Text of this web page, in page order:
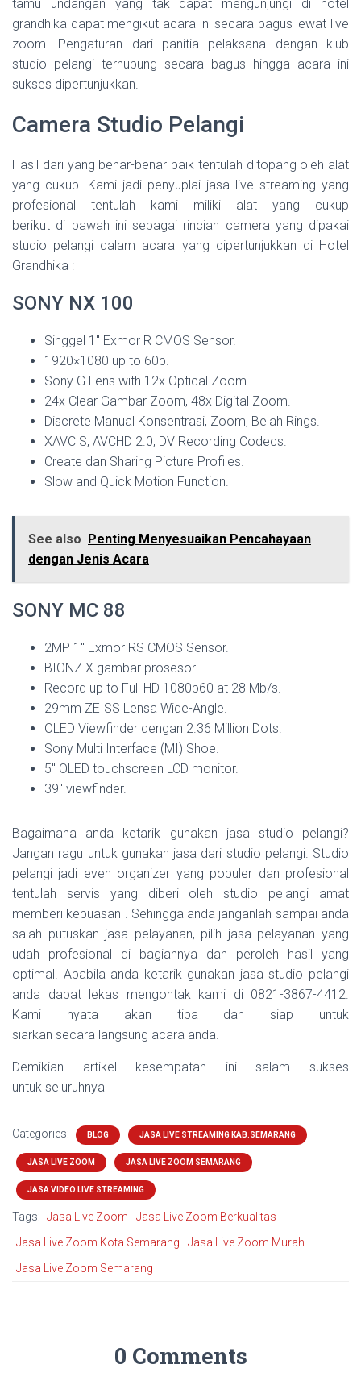
tamu undangan yang tak dapat mengunjungi di hotel
grandhika dapat mengikut acara ini secara bagus lewat live
zoom. Pengaturan dari panitia pelaksana dengan klub
studio pelangi terhubung secara bagus hingga acara ini
sukses dipertunjukkan.
Camera Studio Pelangi
Hasil dari yang benar-benar baik tentulah ditopang oleh alat
yang cukup. Kami jadi penyuplai jasa live streaming yang
profesional tentulah kami miliki alat yang cukup
berikut di bawah ini sebagai rincian camera yang dipakai
studio pelangi dalam acara yang dipertunjukkan di Hotel
Grandhika :
SONY NX 100
Singgel 1″ Exmor R CMOS Sensor.
1920×1080 up to 60p.
Sony G Lens with 12x Optical Zoom.
24x Clear Gambar Zoom, 48x Digital Zoom.
Discrete Manual Konsentrasi, Zoom, Belah Rings.
XAVC S, AVCHD 2.0, DV Recording Codecs.
Create dan Sharing Picture Profiles.
Slow and Quick Motion Function.
See also Penting Menyesuaikan Pencahayaan
dengan Jenis Acara
SONY MC 88
2MP 1″ Exmor RS CMOS Sensor.
BIONZ X gambar prosesor.
Record up to Full HD 1080p60 at 28 Mb/s.
29mm ZEISS Lensa Wide-Angle.
OLED Viewfinder dengan 2.36 Million Dots.
Sony Multi Interface (MI) Shoe.
5″ OLED touchscreen LCD monitor.
39″ viewfinder.
Bagaimana anda ketarik gunakan jasa studio pelangi?
Jangan ragu untuk gunakan jasa dari studio pelangi. Studio
pelangi jadi even organizer yang populer dan profesional
tentulah servis yang diberi oleh studio pelangi amat
memberi kepuasan . Sehingga anda janganlah sampai anda
salah putuskan jasa pelayanan, pilih jasa pelayanan yang
udah profesional di bagiannya dan peroleh hasil yang
optimal. Apabila anda ketarik gunakan jasa studio pelangi
anda dapat lekas mengontak kami di 0821-3867-4412.
Kami nyata akan tiba dan siap untuk
siarkan secara langsung acara anda.
Demikian artikel kesempatan ini salam sukses
untuk seluruhnya
Categories: BLOG JASA LIVE STREAMING KAB.SEMARANG
JASA LIVE ZOOM JASA LIVE ZOOM SEMARANG
JASA VIDEO LIVE STREAMING
Tags: Jasa Live Zoom
Jasa Live Zoom Berkualitas
Jasa Live Zoom Kota Semarang
Jasa Live Zoom Murah
Jasa Live Zoom Semarang
0 Comments